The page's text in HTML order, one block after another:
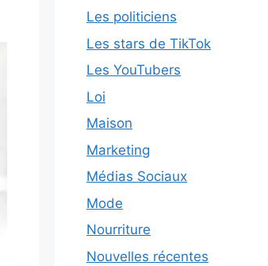
Les politiciens
Les stars de TikTok
Les YouTubers
Loi
Maison
Marketing
Médias Sociaux
Mode
Nourriture
Nouvelles récentes